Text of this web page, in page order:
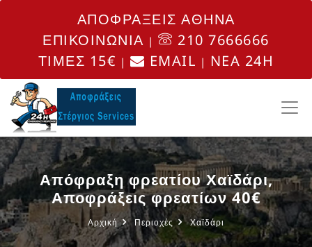
ΑΠΟΦΡΑΞΕΙΣ ΑΘΗΝΑ
ΕΠΙΚΟΙΝΩΝΙΑ |
210 7666666
ΤΙΜΕΣ 15€ | EMAIL | NEA 24H
Απόφραξη φρεατίου Χαϊδάρι,
Αποφράξεις φρεατίων 40€
Αρχική Περιοχές Χαϊδάρι